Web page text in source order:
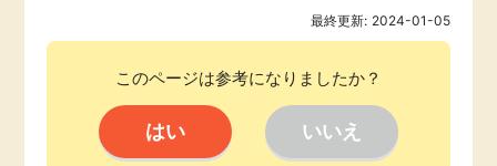
毎日ゲット
特集一覧
ふるさと納税
最終更新: 2024-01-05
このページは参考になりましたか？